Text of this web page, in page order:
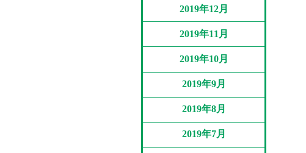
2019年12月
2019年11月
2019年10月
2019年9月
2019年8月
2019年7月